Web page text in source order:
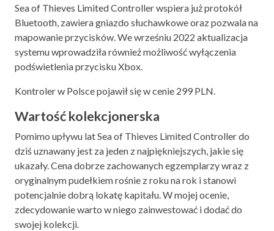
Sea of Thieves Limited Controller wspiera już protokół
Bluetooth, zawiera gniazdo słuchawkowe oraz pozwala na
mapowanie przycisków. We wrześniu 2022 aktualizacja
systemu wprowadziła również możliwość wyłączenia
podświetlenia przycisku Xbox.
Kontroler w Polsce pojawił się w cenie 299 PLN.
Wartość kolekcjonerska
Pomimo upływu lat Sea of Thieves Limited Controller do
dziś uznawany jest za jeden z najpiękniejszych, jakie się
ukazały. Cena dobrze zachowanych egzemplarzy wraz z
oryginalnym pudełkiem rośnie z roku na rok i stanowi
potencjalnie dobrą lokatę kapitału. W mojej ocenie,
zdecydowanie warto w niego zainwestować i dodać do
swojej kolekcji.